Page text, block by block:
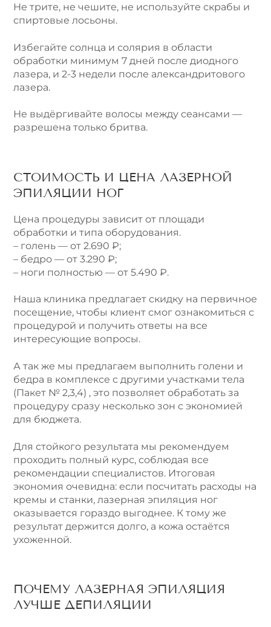
Не трите, не чешите, не используйте скрабы и
спиртовые лосьоны.
Избегайте солнца и солярия в области
обработки минимум 7 дней после диодного
лазера, и 2-3 недели после александритового
лазера.
Не выдёргивайте волосы между сеансами —
разрешена только бритва.
СТОИМОСТЬ И ЦЕНА ЛАЗЕРНОЙ
ЭПИЛЯЦИИ НОГ
Цена процедуры зависит от площади
обработки и типа оборудования.
– голень — от 2.690 ₽;
– бедро — от 3.290 ₽;
– ноги полностью — от 5.490 ₽.
Наша клиника предлагает скидку на первичное
посещение, чтобы клиент смог ознакомиться с
процедурой и получить ответы на все
интересующие вопросы.
А так же мы предлагаем выполнить голени и
бедра в комплексе с другими участками тела
(Пакет № 2,3,4) , это позволяет обработать за
процедуру сразу несколько зон с экономией
для бюджета.
Для стойкого результата мы рекомендуем
проходить полный курс, соблюдая все
рекомендации специалистов. Итоговая
экономия очевидна: если посчитать расходы на
кремы и станки, лазерная эпиляция ног
оказывается гораздо выгоднее. К тому же
результат держится долго, а кожа остаётся
ухоженной.
ПОЧЕМУ ЛАЗЕРНАЯ ЭПИЛЯЦИЯ
ЛУЧШЕ ДЕПИЛЯЦИИ